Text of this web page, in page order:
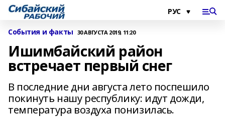
События и факты 30 АВГУСТА 2019, 11:20
Ишимбайский район
встречает первый снег
В последние дни августа лето поспешило
покинуть нашу республику: идут дожди,
температура воздуха понизилась.